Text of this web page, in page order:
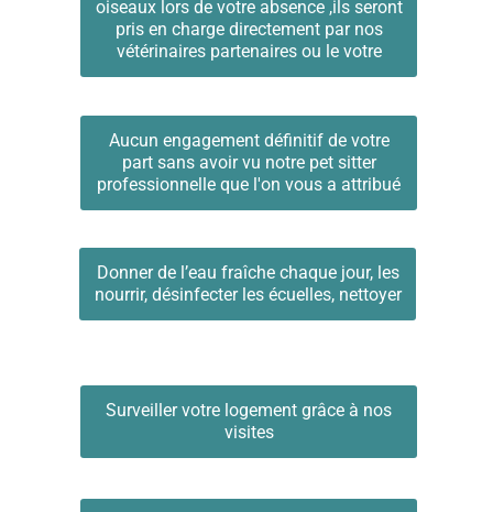
Donner de l’eau fraîche chaque jour, les
nourrir, désinfecter les écuelles, nettoyer
oiseaux lors de votre absence ,ils seront
pris en charge directement par nos
vétérinaires partenaires ou le votre
Surveiller votre logement grâce à nos
visites
Aucun engagement définitif de votre
part sans avoir vu notre pet sitter
professionnelle que l'on vous a attribué